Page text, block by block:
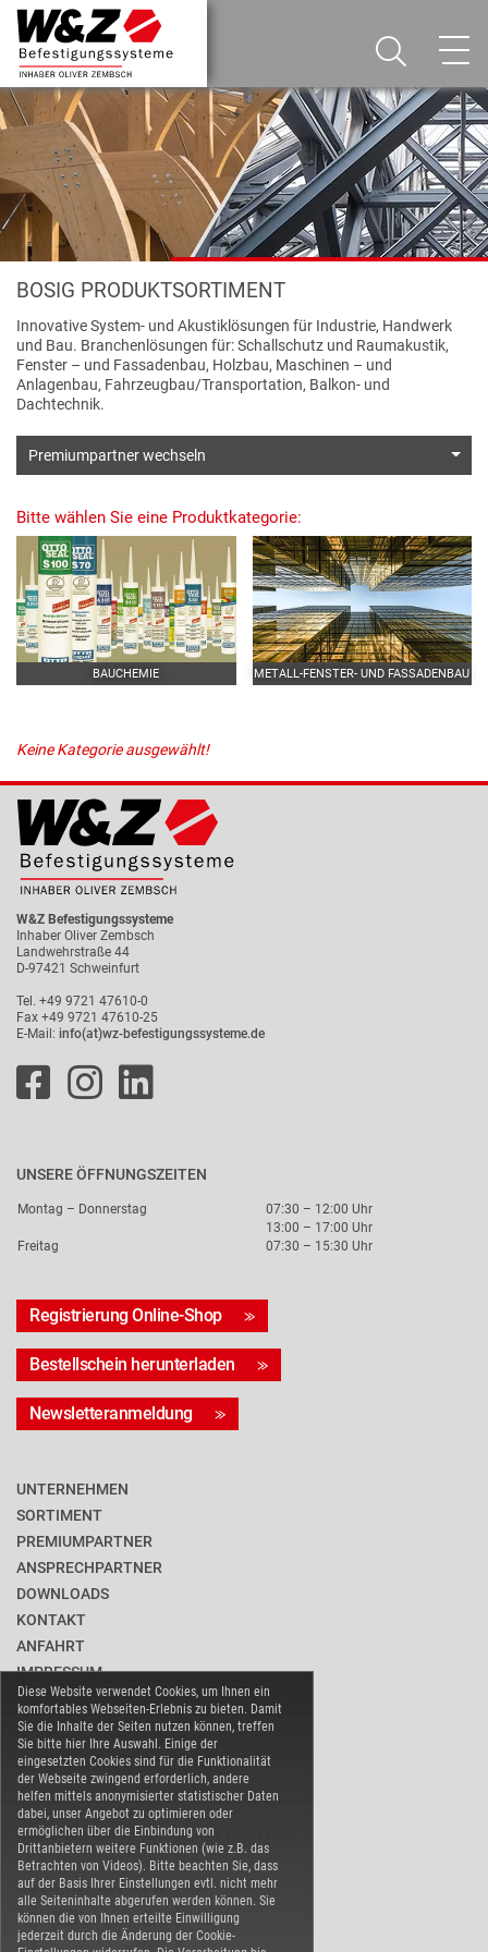
Diese Website verwendet Cookies, um Ihnen ein
komfortables Webseiten-Erlebnis zu bieten. Damit
Sie die Inhalte der Seiten nutzen können, treffen
Sie bitte hier Ihre Auswahl. Einige der
eingesetzten Cookies sind für die Funktionalität
der Webseite zwingend erforderlich, andere
helfen mittels anonymisierter statistischer Daten
dabei, unser Angebot zu optimieren oder
ermöglichen über die Einbindung von
Drittanbietern weitere Funktionen (wie z.B. das
Betrachten von Videos). Bitte beachten Sie, dass
auf der Basis Ihrer Einstellungen evtl. nicht mehr
alle Seiteninhalte abgerufen werden können. Sie
können die von Ihnen erteilte Einwilligung
jederzeit durch die Änderung der Cookie-
BOSIG PRODUKTSORTIMENT
Innovative System- und Akustiklösungen für Industrie, Handwerk
und Bau. Branchenlösungen für: Schallschutz und Raumakustik,
Fenster – und Fassadenbau, Holzbau, Maschinen – und
Anlagenbau, Fahrzeugbau/Transportation, Balkon- und
Dachtechnik.
Premiumpartner wechseln
Bitte wählen Sie eine Produktkategorie:
BAUCHEMIE METALL-FENSTER- UND FASSADENBAU
Keine Kategorie ausgewählt!
W&Z Befestigungssysteme
Inhaber Oliver Zembsch
Landwehrstraße 44
D-97421 Schweinfurt
Tel. +49 9721 47610-0
Fax +49 9721 47610-25
E-Mail: info(at)wz-befestigungssysteme.de
UNSERE ÖFFNUNGSZEITEN
Montag – Donnerstag
07:30 – 12:00 Uhr
13:00 – 17:00 Uhr
Freitag
07:30 – 15:30 Uhr
Registrierung Online-Shop
Bestellschein herunterladen
Newsletteranmeldung
UNTERNEHMEN
SORTIMENT
PREMIUMPARTNER
ANSPRECHPARTNER
DOWNLOADS
KONTAKT
ANFAHRT
IMPRESSUM
DATENSCHUTZ
BARRIEREFREIHEIT
COOKIE-EINSTELLUNGEN
WARENVERBAND EDELSTAHL ROSTFREI